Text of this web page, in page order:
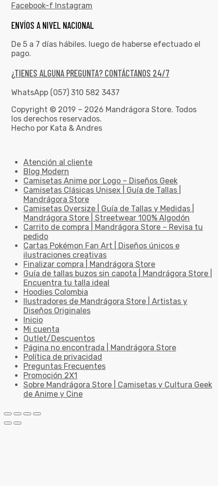
Facebook-f Instagram
ENVÍOS A NIVEL NACIONAL
De 5 a 7 días hábiles. luego de haberse efectuado el
pago.
¿TIENES ALGUNA PREGUNTA? CONTÁCTANOS 24/7
WhatsApp (057) 310 582 3437
Copyright © 2019 – 2026 Mandrágora Store. Todos
los derechos reservados.
Hecho por Kata & Andres
Atención al cliente
Blog Modern
Camisetas Anime por Logo – Diseños Geek
Camisetas Clásicas Unisex | Guía de Tallas |
Mandrágora Store
Camisetas Oversize | Guía de Tallas y Medidas |
Mandrágora Store | Streetwear 100% Algodón
Carrito de compra | Mandrágora Store – Revisa tu
pedido
Cartas Pokémon Fan Art | Diseños únicos e
ilustraciones creativas
Finalizar compra | Mandrágora Store
Guía de tallas buzos sin capota | Mandrágora Store |
Encuentra tu talla ideal
Hoodies Colombia
Ilustradores de Mandrágora Store | Artistas y
Diseños Originales
Inicio
Mi cuenta
Outlet/Descuentos
Página no encontrada | Mandrágora Store
Política de privacidad
Preguntas Frecuentes
Promoción 2X1
Sobre Mandrágora Store | Camisetas y Cultura Geek
de Anime y Cine